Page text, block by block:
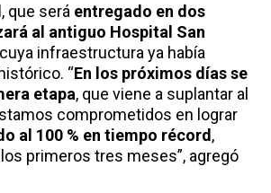
, que será entregado en dos
al antiguo Hospital San
infraestructura ya había
“En los próximos días se
etapa, que viene a suplantar al
comprometidos en lograr
al 100 % en tiempo récord,
primeros tres meses”, agregó